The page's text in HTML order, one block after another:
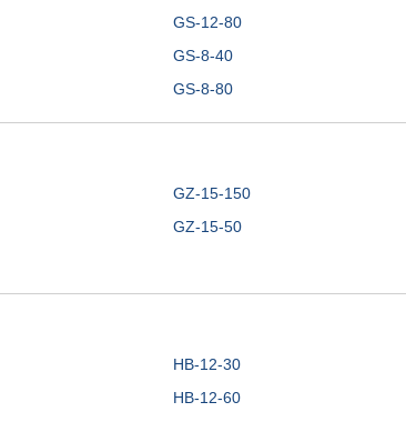
GS-12-80
GS-8-40
GS-8-80
GZ-15-150
GZ-15-50
HB-12-30
HB-12-60